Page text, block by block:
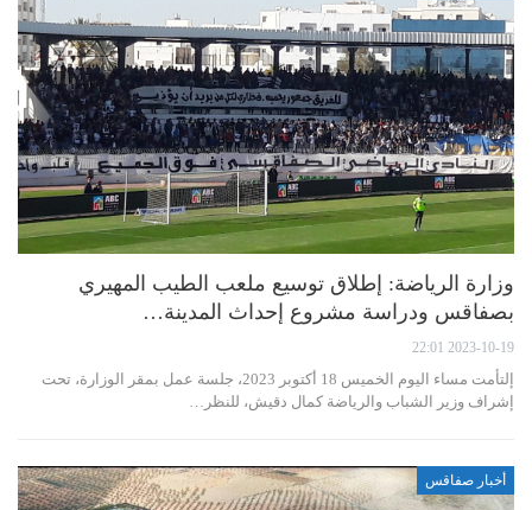
وزارة الرياضة: إطلاق توسيع ملعب الطيب المهيري
بصفاقس ودراسة مشروع إحداث المدينة…
2023-10-19 22:01
إلتأمت مساء اليوم الخميس 18 أكتوبر 2023، جلسة عمل بمقر الوزارة، تحت
إشراف وزير الشباب والرياضة كمال دقيش، للنظر…
أخبار صفاقس